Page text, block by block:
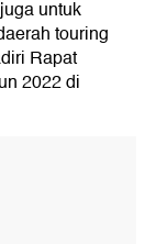
untuk
touring
Rapat
2022 di